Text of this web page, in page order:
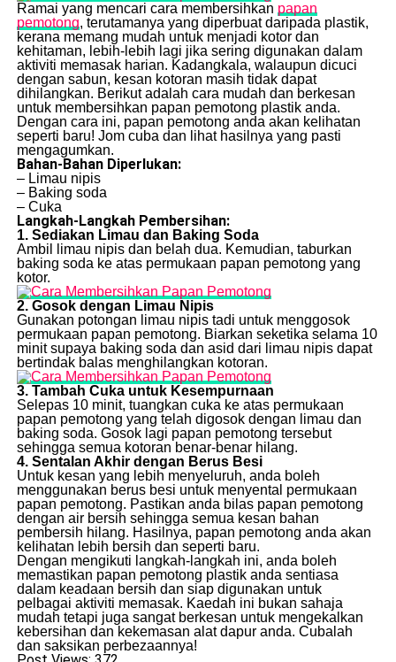
Ramai yang mencari cara membersihkan papan
pemotong, terutamanya yang diperbuat daripada plastik,
kerana memang mudah untuk menjadi kotor dan
kehitaman, lebih-lebih lagi jika sering digunakan dalam
aktiviti memasak harian. Kadangkala, walaupun dicuci
dengan sabun, kesan kotoran masih tidak dapat
dihilangkan. Berikut adalah cara mudah dan berkesan
untuk membersihkan papan pemotong plastik anda.
Dengan cara ini, papan pemotong anda akan kelihatan
seperti baru! Jom cuba dan lihat hasilnya yang pasti
mengagumkan.
Bahan-Bahan Diperlukan:
– Limau nipis
– Baking soda
– Cuka
Langkah-Langkah Pembersihan:
1. Sediakan Limau dan Baking Soda
Ambil limau nipis dan belah dua. Kemudian, taburkan
baking soda ke atas permukaan papan pemotong yang
kotor.
2. Gosok dengan Limau Nipis
Gunakan potongan limau nipis tadi untuk menggosok
permukaan papan pemotong. Biarkan seketika selama 10
minit supaya baking soda dan asid dari limau nipis dapat
bertindak balas menghilangkan kotoran.
3. Tambah Cuka untuk Kesempurnaan
Selepas 10 minit, tuangkan cuka ke atas permukaan
papan pemotong yang telah digosok dengan limau dan
baking soda. Gosok lagi papan pemotong tersebut
sehingga semua kotoran benar-benar hilang.
4. Sentalan Akhir dengan Berus Besi
Untuk kesan yang lebih menyeluruh, anda boleh
menggunakan berus besi untuk menyental permukaan
papan pemotong. Pastikan anda bilas papan pemotong
dengan air bersih sehingga semua kesan bahan
pembersih hilang. Hasilnya, papan pemotong anda akan
kelihatan lebih bersih dan seperti baru.
Dengan mengikuti langkah-langkah ini, anda boleh
memastikan papan pemotong plastik anda sentiasa
dalam keadaan bersih dan siap digunakan untuk
pelbagai aktiviti memasak. Kaedah ini bukan sahaja
mudah tetapi juga sangat berkesan untuk mengekalkan
kebersihan dan kekemasan alat dapur anda. Cubalah
dan saksikan perbezaannya!